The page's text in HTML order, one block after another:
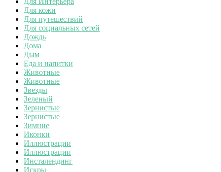
Для кожи
Для путешествий
Для социальных сетей
Дождь
Дома
Дым
Еда и напитки
Животные
Животные
Звезды
Зеленый
Зернистые
Зернистые
Зимние
Иконки
Иллюстрации
Иллюстрации
Инсталендинг
Искры